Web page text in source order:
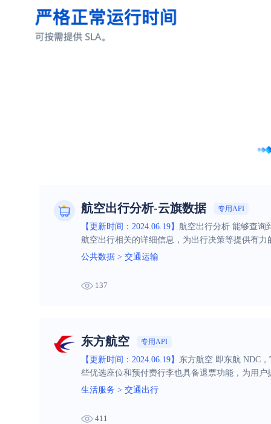
航空出行分析-云旗数据 专用API
【更新时间：2024.06.19】 航空出行分析 能够查询
航空出行相关的详细信息，为出行决策等提供有力
公共数据 > 交通运输
137
东方航空 专用API
【更新时间：2024.06.19】 东方航空 即东航 NDC
些优选座位和预付费行李也具备退票功能，为用
生活服务 > 交通出行
411